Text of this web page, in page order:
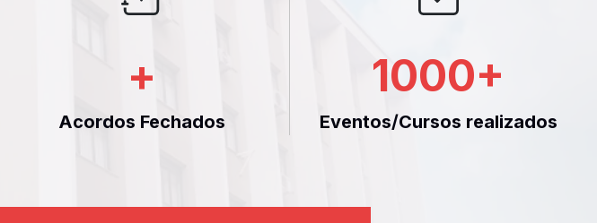
+
Acordos Fechados
1000+
Eventos/Cursos realizados